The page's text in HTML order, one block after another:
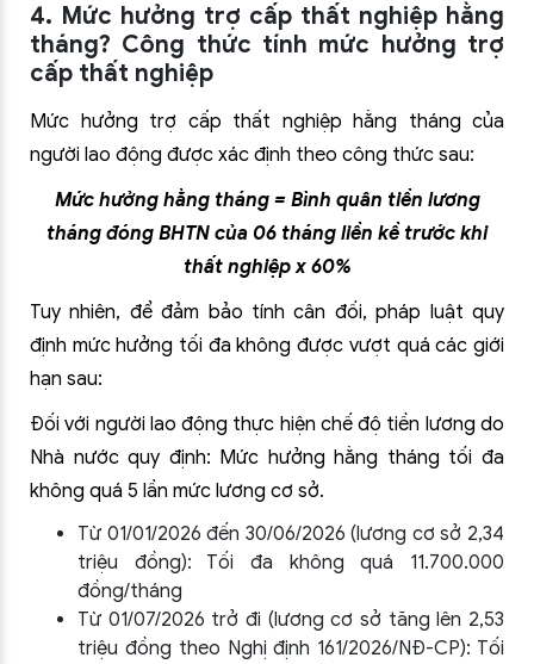
4. Mức hưởng trợ cấp thất nghiệp hằng
tháng? Công thức tính mức hưởng trợ
cấp thất nghiệp
Mức hưởng trợ cấp thất nghiệp hằng tháng của
người lao động được xác định theo công thức sau:
Mức hưởng hằng tháng = Bình quân tiền lương
tháng đóng BHTN của 06 tháng liền kề trước khi
thất nghiệp x 60%
Tuy nhiên, để đảm bảo tính cân đối, pháp luật quy
định mức hưởng tối đa không được vượt quá các giới
hạn sau:
Đối với người lao động thực hiện chế độ tiền lương do
Nhà nước quy định: Mức hưởng hằng tháng tối đa
không quá 5 lần mức lương cơ sở.
Từ 01/01/2026 đến 30/06/2026 (lương cơ sở 2,34
triệu đồng): Tối đa không quá 11.700.000
đồng/tháng
Từ 01/07/2026 trở đi (lương cơ sở tăng lên 2,53
triệu đồng theo Nghị định 161/2026/NĐ-CP): Tối